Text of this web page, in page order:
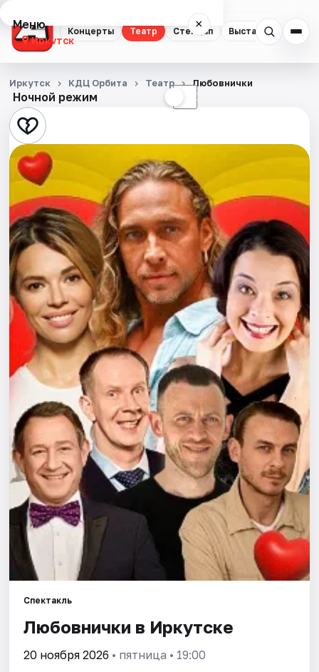
Концерты Театр Стендап Выставки
Меню ×
Иркутск
Концерты
Театр
Стендап
Выставки
Квесты
Спорт
События
Города
Площадки
Артисты
Рейтинги
Ночной режим ☾
Иркутск КДЦ Орбита Театр Любовнички
Спектакль
Любовнички в Иркутске
20 ноября 2026 • пятница • 19:00